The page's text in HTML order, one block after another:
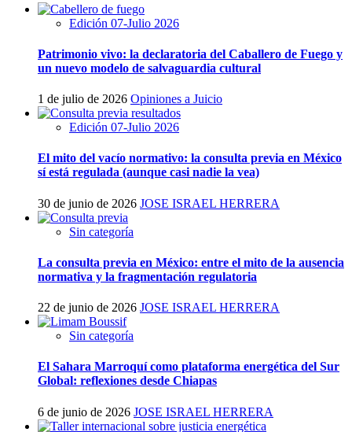
Edición 07-Julio 2026
Patrimonio vivo: la declaratoria del Caballero de Fuego y
un nuevo modelo de salvaguardia cultural
1 de julio de 2026 Opiniones a Juicio
Edición 07-Julio 2026
El mito del vacío normativo: la consulta previa en México
sí está regulada (aunque casi nadie la vea)
30 de junio de 2026 JOSE ISRAEL HERRERA
Sin categoría
La consulta previa en México: entre el mito de la ausencia
normativa y la fragmentación regulatoria
22 de junio de 2026 JOSE ISRAEL HERRERA
Sin categoría
El Sahara Marroquí como plataforma energética del Sur
Global: reflexiones desde Chiapas
6 de junio de 2026 JOSE ISRAEL HERRERA